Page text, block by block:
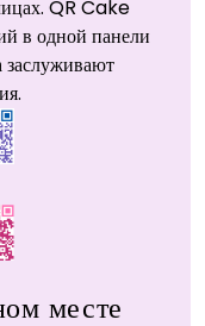
QR Cake
в одной панели
заслуживают
месте